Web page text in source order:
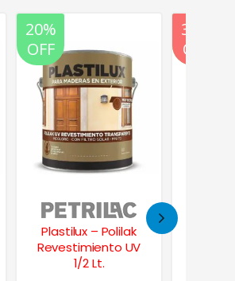
20%
OFF
35%
OFF
Duralba Latex
Impermeabilizante
Frentes y Muros 20
20%
OFF
35%
OFF